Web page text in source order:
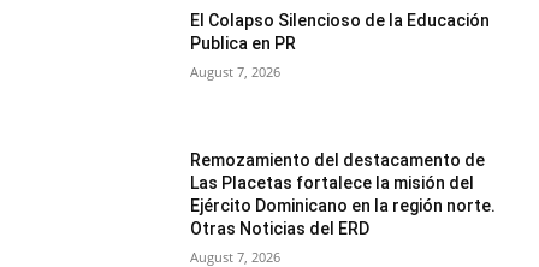
El Colapso Silencioso de la Educación
Publica en PR
August 7, 2026
Remozamiento del destacamento de
Las Placetas fortalece la misión del
Ejército Dominicano en la región norte.
Otras Noticias del ERD
August 7, 2026